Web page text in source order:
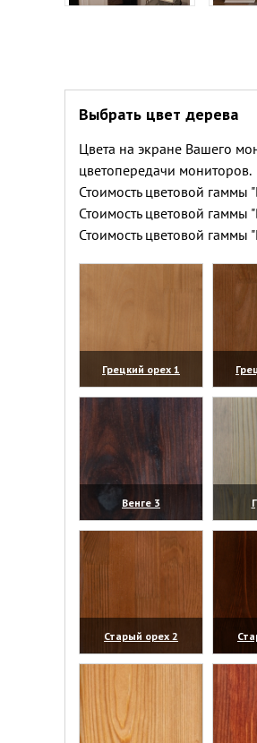
Выбрать цвет дерева
Цвета на экране Вашего
цветопередачи мониторов.
Стоимость цветовой гаммы
Стоимость цветовой гаммы
Стоимость цветовой гаммы
Грецкий орех 1
(увеличить)
Венге 3
(увеличить)
Старый орех 2
(увеличить)